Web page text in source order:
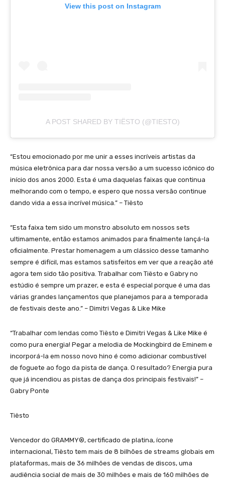
View this post on Instagram
A POST SHARED BY TIËSTO (@TIESTO)
“Estou emocionado por me unir a esses incríveis artistas da
música eletrônica para dar nossa versão a um sucesso icônico do
início dos anos 2000. Esta é uma daquelas faixas que continua
melhorando com o tempo, e espero que nossa versão continue
dando vida a essa incrível música.” – Tiësto
“Esta faixa tem sido um monstro absoluto em nossos sets
ultimamente, então estamos animados para finalmente lançá-la
oficialmente. Prestar homenagem a um clássico desse tamanho
sempre é difícil, mas estamos satisfeitos em ver que a reação até
agora tem sido tão positiva. Trabalhar com Tiësto e Gabry no
estúdio é sempre um prazer, e esta é especial porque é uma das
várias grandes lançamentos que planejamos para a temporada
de festivais deste ano.” – Dimitri Vegas & Like Mike
“Trabalhar com lendas como Tiësto e Dimitri Vegas & Like Mike é
como pura energia! Pegar a melodia de Mockingbird de Eminem e
incorporá-la em nosso novo hino é como adicionar combustível
de foguete ao fogo da pista de dança. O resultado? Energia pura
que já incendiou as pistas de dança dos principais festivais!” –
Gabry Ponte
Tiësto
Vencedor do GRAMMY®, certificado de platina, ícone
internacional, Tiësto tem mais de 8 bilhões de streams globais em
plataformas, mais de 36 milhões de vendas de discos, uma
audiência social de mais de 30 milhões e mais de 160 milhões de